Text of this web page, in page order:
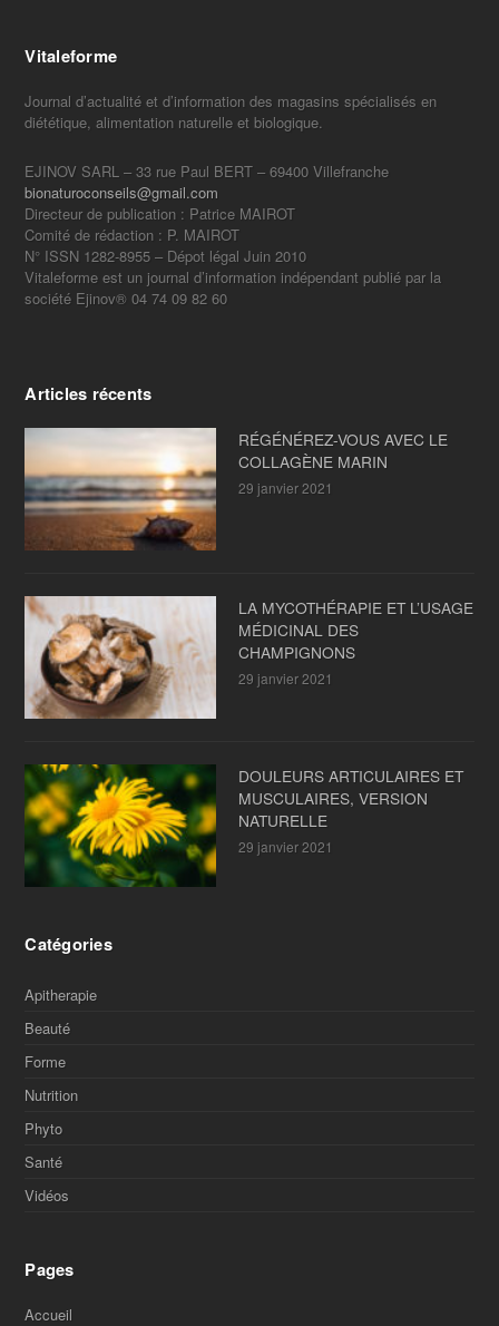
Vitaleforme
Journal d’actualité et d’information des magasins spécialisés en
diététique, alimentation naturelle et biologique.
EJINOV SARL – 33 rue Paul BERT – 69400 Villefranche
bionaturoconseils@gmail.com
Directeur de publication : Patrice MAIROT
Comité de rédaction : P. MAIROT
N° ISSN 1282-8955 – Dépot légal Juin 2010
Vitaleforme est un journal d’information indépendant publié par la
société Ejinov® 04 74 09 82 60
Articles récents
RÉGÉNÉREZ-VOUS AVEC LE
COLLAGÈNE MARIN
29 janvier 2021
LA MYCOTHÉRAPIE ET L’USAGE
MÉDICINAL DES
CHAMPIGNONS
29 janvier 2021
DOULEURS ARTICULAIRES ET
MUSCULAIRES, VERSION
NATURELLE
29 janvier 2021
Catégories
Apitherapie
Beauté
Forme
Nutrition
Phyto
Santé
Vidéos
Pages
Accueil